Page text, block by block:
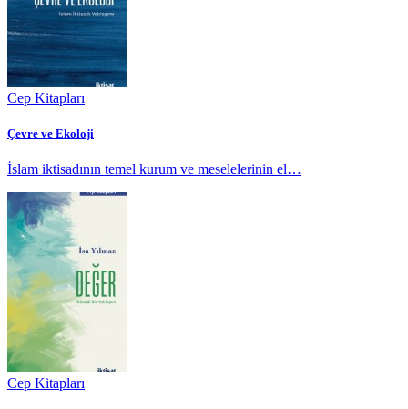
Cep Kitapları
Çevre ve Ekoloji
İslam iktisadının temel kurum ve meselelerinin el…
Cep Kitapları